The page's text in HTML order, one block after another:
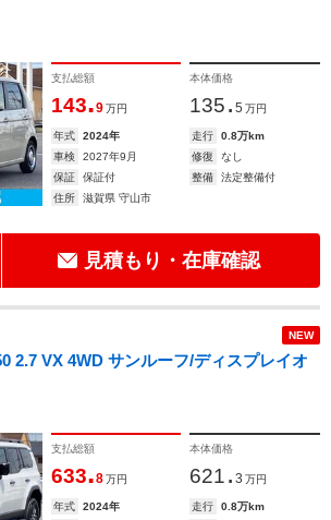
支払総額
143.9 万円
本体価格
135. 5 万円
年式 2024年 走行
0.8万km
車検
2027年9月 修復
なし
保証
保証付 整備
法定整備付
住所
滋賀県 守山市
見積もり・在庫確認
NEW
2.7 VX 4WD サンルーフ/ディスプレイオ
支払総額
633.8 万円
本体価格
621. 3 万円
年式 2024年 走行
0.8万km